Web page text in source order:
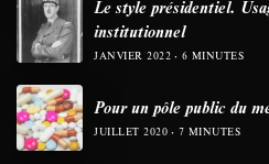
Le style présidentiel.
institutionnel
JANVIER 2022 6 MINUTES
Pour un pôle public du
JUILLET 2020 7 MINUTES